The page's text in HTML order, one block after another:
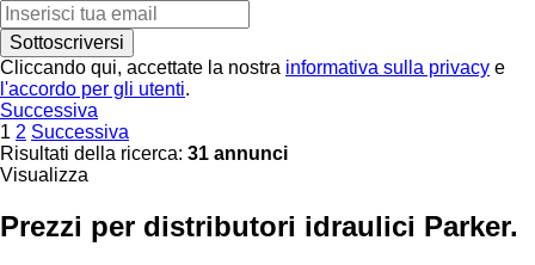
Sottoscriversi
Cliccando qui, accettate la nostra informativa sulla privacy e
l'accordo per gli utenti.
Successiva
1 2 Successiva
Risultati della ricerca: 31 annunci
Visualizza
Prezzi per distributori idraulici Parker.